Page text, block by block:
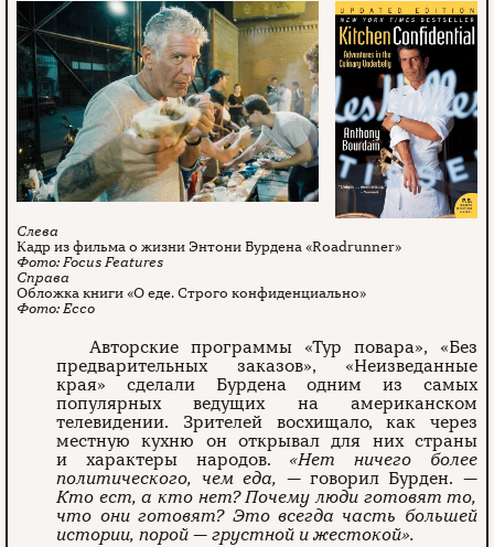
Кадр из фильма о жизни Энтони Бурдена «Roadrunner»
Focus Features
Обложка книги «О еде. Строго конфиденциально»
Ecco
Авторские программы «Тур повара», «Без
предварительных заказов», «Неизведанные
края» сделали Бурдена одним из самых
популярных ведущих на американском
телевидении. Зрителей восхищало, как через
местную кухню он открывал для них страны
и характеры народов. «Нет ничего более
политического, чем еда, — говорил Бурден. —
Кто ест, а кто нет? Почему люди готовят то,
что они готовят? Это всегда часть большей
истории, порой— грустной и жестокой».